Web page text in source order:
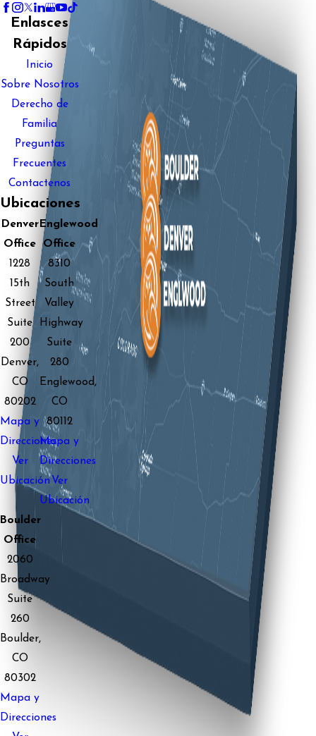
Enlasces
Rápidos
Inicio
Sobre Nosotros
Derecho de
Familia
Preguntas
Frecuentes
Contactenos
Ubicaciones
Denver
Office
1228
15th
Street
Suite
200
Denver,
CO
80202
Mapa y
Direcciones
Ver
Ubicación
Englewood
Office
8310
South
Valley
Highway
Suite
280
Englewood,
CO
80112
Mapa y
Direcciones
Ver
Ubicación
Boulder
Office
2060
Broadway
Suite
260
Boulder,
CO
80302
Mapa y
Direcciones